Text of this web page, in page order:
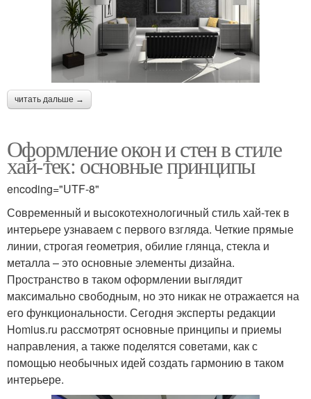
читать дальше →
Оформление окон и стен в стиле
хай-тек: основные принципы
encoding="UTF-8"
Современный и высокотехнологичный стиль хай-тек в
интерьере узнаваем с первого взгляда. Четкие прямые
линии, строгая геометрия, обилие глянца, стекла и
металла – это основные элементы дизайна.
Пространство в таком оформлении выглядит
максимально свободным, но это никак не отражается на
его функциональности. Сегодня эксперты редакции
Homius.ru рассмотрят основные принципы и приемы
направления, а также поделятся советами, как с
помощью необычных идей создать гармонию в таком
интерьере.